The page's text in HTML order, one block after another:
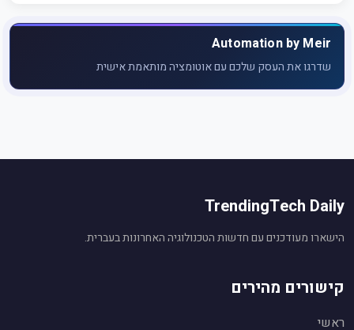
Automation by Meir
שדרגו את העסק שלכם עם אוטומציה מותאמת אישית
TrendingTech Daily
הישארו מעודכנים עם חדשות הטכנולוגיה האחרונות בעברית.
קישורים מהירים
ראשי